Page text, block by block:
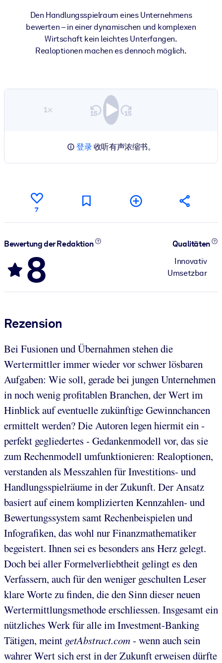
Den Handlungsspielraum eines Unternehmens
bewerten – in einer dynamischen und komplexen
Wirtschaft kein leichtes Unterfangen.
Realoptionen machen es dennoch möglich.
1×
登录收听有声浓缩书。
7
Bewertung der Redaktion
8
Qualitäten
Innovativ
Umsetzbar
Rezension
Bei Fusionen und Übernahmen stehen die
Wertermittler immer wieder vor schwer lösbaren
Aufgaben: Wie soll, gerade bei jungen Unternehmen
in noch wenig profitablen Branchen, der Wert im
Hinblick auf eventuelle zukünftige Gewinnchancen
ermittelt werden? Die Autoren legen hiermit ein -
perfekt gegliedertes - Gedankenmodell vor, das sie
zum Rechenmodell umfunktionieren: Realoptionen,
verstanden als Messzahlen für Investitions- und
Handlungsspielräume in der Zukunft. Der Ansatz
basiert auf einem komplizierten Kennzahlen- und
Bewertungssystem samt Rechenbeispielen und
Infografiken, das wohl nur Finanzmathematiker
begeistert. Ihnen sei es besonders ans Herz gelegt.
Doch bei aller Formelverliebtheit gelingt es den
Verfassern, auch für den weniger geschulten Leser
klare Worte zu finden, die den Sinn dieser neuen
Wertermittlungsmethode erschliessen. Insgesamt ein
nützliches Werk für alle im Investment-Banking
Tätigen, meint getAbstract.com- wenn auch sein
wahrer Wert sich erst in der Zukunft erweisen dürfte